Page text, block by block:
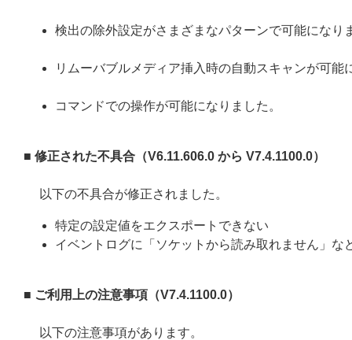
検出の除外設定がさまざまなパターンで可能になり
リムーバブルメディア挿入時の自動スキャンが可能
コマンドでの操作が可能になりました。
■ 修正された不具合（V6.11.606.0 から V7.4.1100.0）
以下の不具合が修正されました。
特定の設定値をエクスポートできない
イベントログに「ソケットから読み取れません」な
■ ご利用上の注意事項（V7.4.1100.0）
以下の注意事項があります。